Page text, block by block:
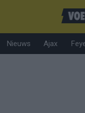
Nieuws Ajax